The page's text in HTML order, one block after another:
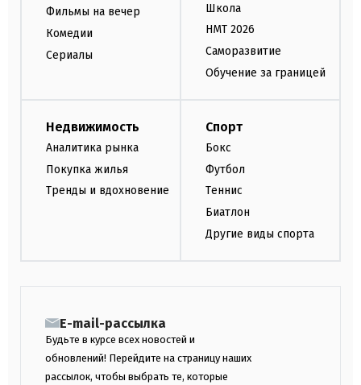
Фильмы на вечер
Комедии
Сериалы
Школа
НМТ 2026
Саморазвитие
Обучение за границей
Недвижимость
Аналитика рынка
Покупка жилья
Тренды и вдохновение
Спорт
Бокс
Футбол
Теннис
Биатлон
Другие виды спорта
E-mail-рассылка
Будьте в курсе всех новостей и
обновлений! Перейдите на страницу наших
рассылок, чтобы выбрать те, которые